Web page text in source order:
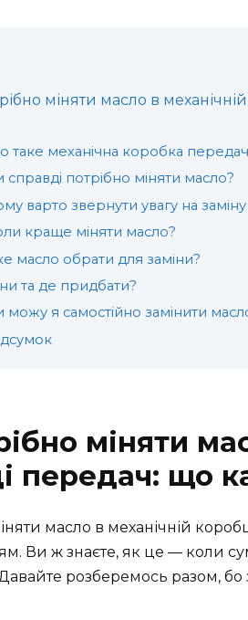
міняти масло в
таке механічна коробка
справді потрібно міняти масло?
варто звернути увагу на
краще міняти масло?
масло обрати для заміни?
та де придбати?
можу я самостійно замінити
міняти
передач: що
масло в механічній
Ви ж знаєте, як це — коли
розберемось разом,